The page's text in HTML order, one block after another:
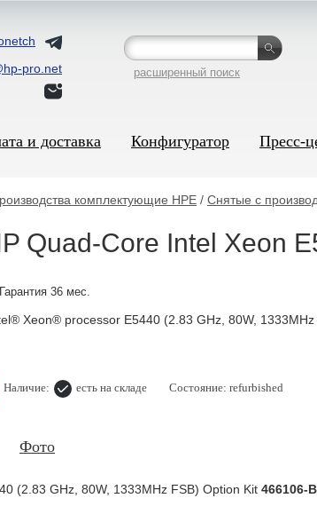
pro.net
расширенный поиск
и доставка Конфигуратор Пресс-
комплектующие HPE / Снятые с
Quad-Core Intel Xeon
Гарантия 36 мес.
Xeon® processor E5440 (2.83 GHz, 80W,
Наличие: есть на складе Состояние: refurbished
Фото
(2.83 GHz, 80W, 1333MHz FSB) Option Kit 466106-